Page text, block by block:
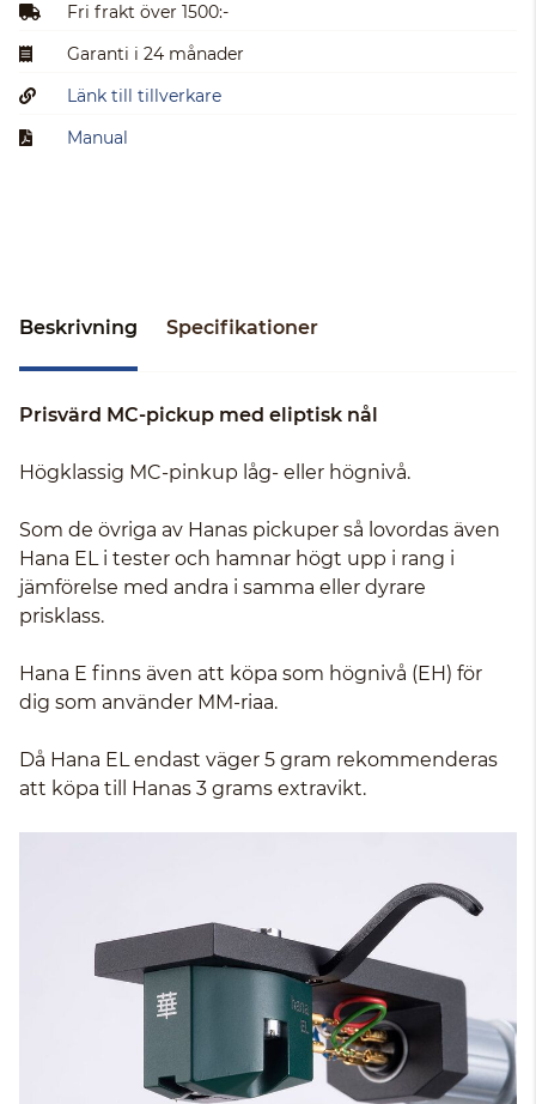
Fri frakt över 1500:-
Garanti i 24 månader
Länk till tillverkare
Manual
Beskrivning Specifikationer
Prisvärd MC-pickup med eliptisk nål
Högklassig MC-pinkup låg- eller högnivå.
Som de övriga av Hanas pickuper så lovordas även
Hana EL i tester och hamnar högt upp i rang i
jämförelse med andra i samma eller dyrare
prisklass.
Hana E finns även att köpa som högnivå (EH) för
dig som använder MM-riaa.
Då Hana EL endast väger 5 gram rekommenderas
att köpa till Hanas 3 grams extravikt.